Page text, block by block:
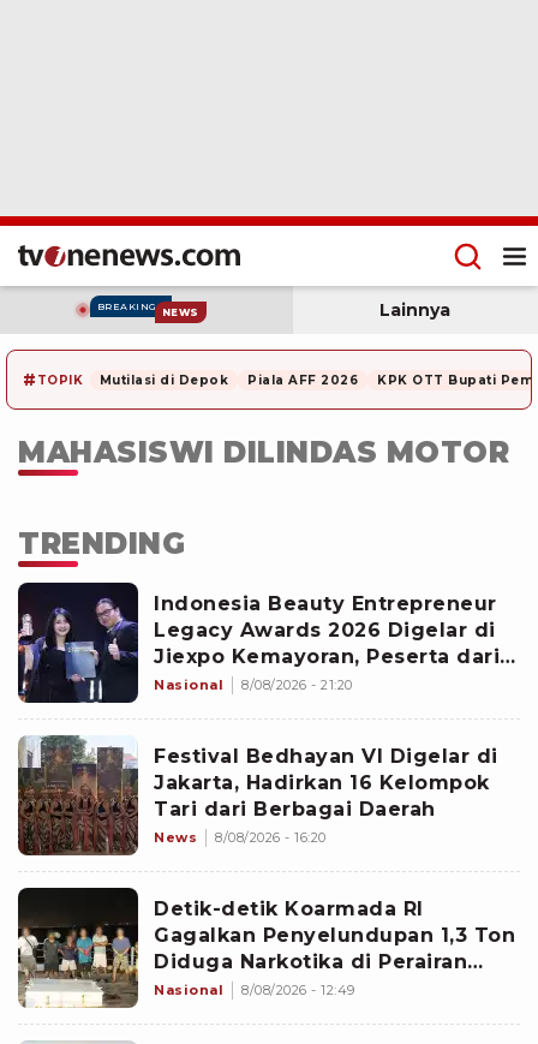
BREAKING NEWS Lainnya
# TOPIK Mutilasi di Depok Piala AFF 2026 KPK OTT Bupati
MAHASISWI DILINDAS MOTOR
TRENDING
Indonesia Beauty Entrepreneur
Legacy Awards 2026 Digelar di
Jiexpo Kemayoran, Peserta dari
4 Negara Adu Karya PMU
Nasional 8/08/2026 - 21:20
Festival Bedhayan VI Digelar di
Jakarta, Hadirkan 16 Kelompok
Tari dari Berbagai Daerah
News 8/08/2026 - 16:20
Detik-detik Koarmada RI
Gagalkan Penyelundupan 1,3 Ton
Diduga Narkotika di Perairan
Bintan
Nasional 8/08/2026 - 12:49